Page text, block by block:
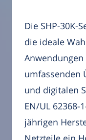
Die SHP-30K-
die ideale
umfassenden
und digitalen
EN/UL 62368-
jährigen